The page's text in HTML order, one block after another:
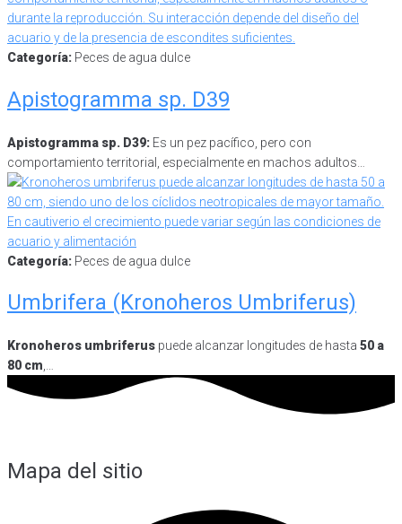
Categoría: Peces de agua dulce
Apistogramma sp. D39
Apistogramma sp. D39: Es un pez pacífico, pero con
comportamiento territorial, especialmente en machos adultos…
Categoría: Peces de agua dulce
Umbrifera (Kronoheros Umbriferus)
Kronoheros umbriferus puede alcanzar longitudes de hasta 50 a
80 cm,…
Mapa del sitio